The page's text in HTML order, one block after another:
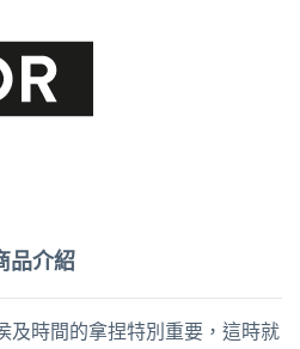
品介紹
及時間的拿捏特別重要，這時就